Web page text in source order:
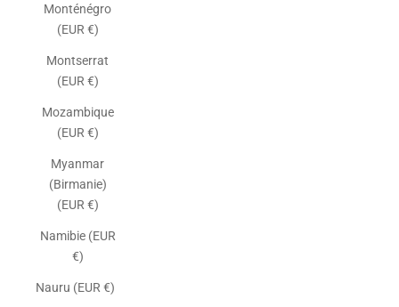
Monténégro
(EUR €)
Montserrat
(EUR €)
Mozambique
(EUR €)
Myanmar
(Birmanie)
(EUR €)
Namibie (EUR
€)
Nauru (EUR €)